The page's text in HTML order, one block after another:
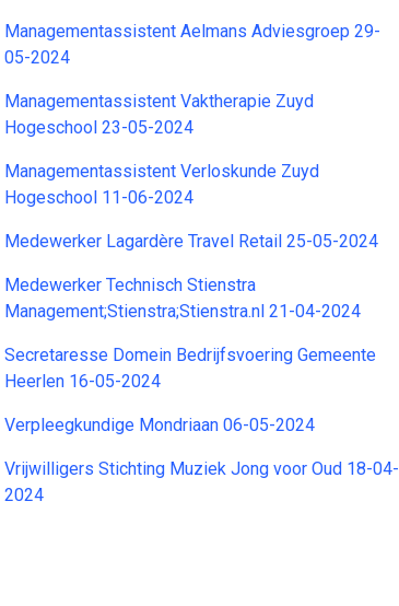
Managementassistent Aelmans Adviesgroep 29-
05-2024
Managementassistent Vaktherapie Zuyd
Hogeschool 23-05-2024
Managementassistent Verloskunde Zuyd
Hogeschool 11-06-2024
Medewerker Lagardère Travel Retail 25-05-2024
Medewerker Technisch Stienstra
Management;Stienstra;Stienstra.nl 21-04-2024
Secretaresse Domein Bedrijfsvoering Gemeente
Heerlen 16-05-2024
Verpleegkundige Mondriaan 06-05-2024
Vrijwilligers Stichting Muziek Jong voor Oud 18-04-
2024